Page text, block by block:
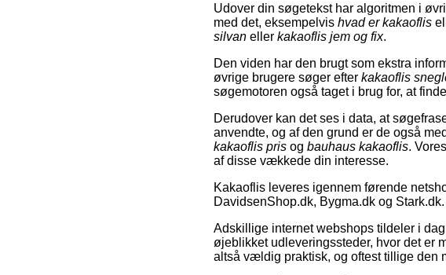
Udover din søgetekst har algoritmen i
med det, eksempelvis hvad er kakaoflis
silvan eller kakaoflis jem og fix.
Den viden har den brugt som ekstra
øvrige brugere søger efter kakaoflis
søgemotoren også taget i brug for, at
Derudover kan det ses i data, at
anvendte, og af den grund er de også
kakaoflis pris og bauhaus kakaoflis.
af disse vækkede din interesse.
Kakaoflis leveres igennem førende
DavidsenShop.dk, Bygma.dk og Stark.dk.
Adskillige internet webshops tildeler i
øjeblikket udleveringssteder, hvor det er
altså vældig praktisk, og oftest tillige den